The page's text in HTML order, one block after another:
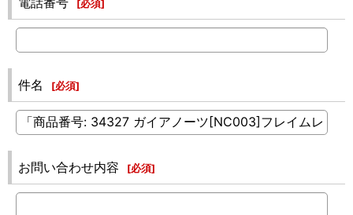
[必須]
件名 [必須]
お問い合わせ内容 [必須]